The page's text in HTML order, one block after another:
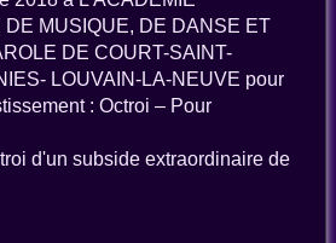
DE MUSIQUE, DE DANSE ET
DE COURT-SAINT-
LOUVAIN-LA-NEUVE pour
: Octroi – Pour
d'un subside extraordinaire de